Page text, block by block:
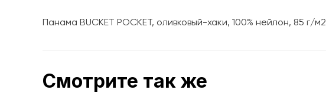
Панама BUCKET POCKET, оливковый-хаки, 100% нейлон, 85 г/м2
Смотрите так же